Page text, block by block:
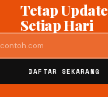
Tetap Update
Setiap Hari
DAFTAR SEKARANG